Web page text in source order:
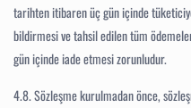
tarihten itibaren üç gün içinde tüketiciye
bildirmesi ve tahsil edilen tüm
gün içinde iade etmesi zorunludur.
4.8.Sözleşme kurulmadan önce,